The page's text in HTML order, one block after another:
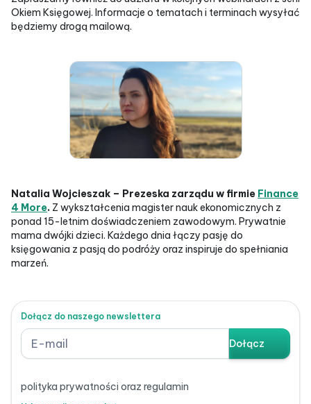
Okiem Księgowej. Informacje o tematach i terminach wysyłać
będziemy drogą mailową.
Natalia Wojcieszak – Prezeska zarządu w firmie Finance
4 More. Z wykształcenia magister nauk ekonomicznych z
ponad 15-letnim doświadczeniem zawodowym. Prywatnie
mama dwójki dzieci. Każdego dnia łączy pasję do
księgowania z pasją do podróży oraz inspiruje do spełniania
marzeń.
Dołącz do naszego newslettera
polityka prywatności oraz regulamin